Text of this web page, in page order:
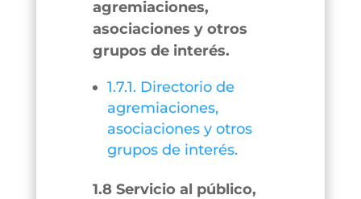
agremiaciones,
asociaciones y otros
grupos de interés.
1.7.1. Directorio de
agremiaciones,
asociaciones y otros
grupos de interés.
1.8 Servicio al público,